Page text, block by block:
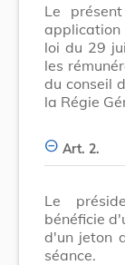
Le
loi du 29
les
du conseil
la Régie
Art. 2.
Le
bénéficie
d'un jeton
séance.